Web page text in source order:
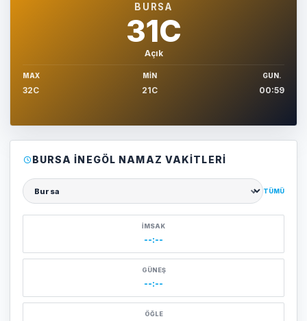
BURSA
31C
Açık
MAX
32C
MIN
21C
GUN.
00:59
BURSA İNEGÖL NAMAZ VAKITLERI
Şehir seçin
TÜMÜ
İMSAK
--:--
GÜNEŞ
--:--
ÖĞLE